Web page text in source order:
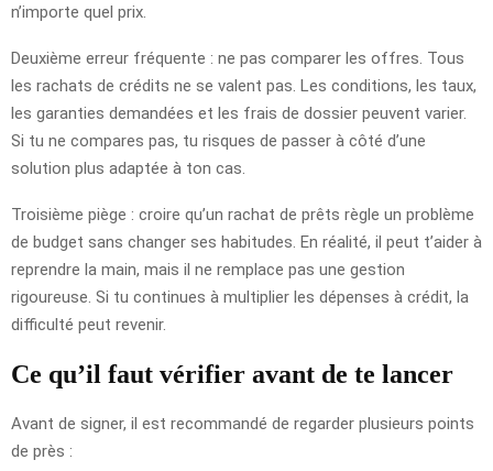
n’importe quel prix.
Deuxième erreur fréquente : ne pas comparer les offres. Tous
les rachats de crédits ne se valent pas. Les conditions, les taux,
les garanties demandées et les frais de dossier peuvent varier.
Si tu ne compares pas, tu risques de passer à côté d’une
solution plus adaptée à ton cas.
Troisième piège : croire qu’un rachat de prêts règle un problème
de budget sans changer ses habitudes. En réalité, il peut t’aider à
reprendre la main, mais il ne remplace pas une gestion
rigoureuse. Si tu continues à multiplier les dépenses à crédit, la
difficulté peut revenir.
Ce qu’il faut vérifier avant de te lancer
Avant de signer, il est recommandé de regarder plusieurs points
de près :